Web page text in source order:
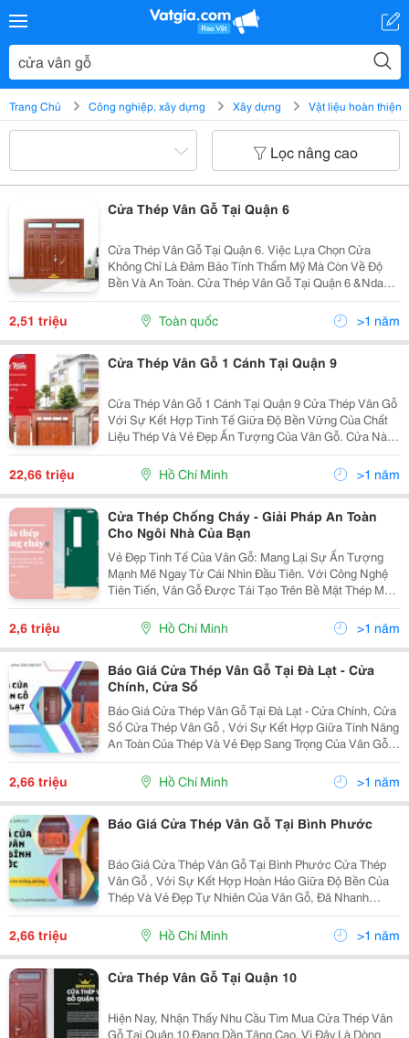
Trang Chủ Công nghiệp, xây dựng Xây dựng Vật liệu hoàn thiện
Lọc nâng cao
Cửa Thép Vân Gỗ Tại Quận 6
Cửa Thép Vân Gỗ Tại Quận 6. Việc Lựa Chọn Cửa
Không Chỉ Là Đảm Bảo Tính Thẩm Mỹ Mà Còn Về Độ
Bền Và An Toàn. Cửa Thép Vân Gỗ Tại Quận 6 &Ndash;
Hồ Chí Minh Nổi Lên Như Một Sự Kết Hợp Hoàn Hảo
Giữa Vẻ Đẹp Tự Nhiên Của Vân Gỗ Và Sự Bền Bỉ Của
Thép....
2,51 triệu Toàn quốc >1 năm
Cửa Thép Vân Gỗ 1 Cánh Tại Quận 9
Cửa Thép Vân Gỗ 1 Cánh Tại Quận 9 Cửa Thép Vân Gỗ
Với Sự Kết Hợp Tinh Tế Giữa Độ Bền Vững Của Chất
Liệu Thép Và Vẻ Đẹp Ấn Tượng Của Vân Gỗ. Cửa Này
Không Chỉ Mang Lại Tính Chất An Toàn Và Bảo Mật Mà
Còn Tôn Lên Vẻ Đẹp Sang Trọng Cho Không Gian
Sống...
22,66 triệu Hồ Chí Minh >1 năm
Cửa Thép Chống Cháy - Giải Pháp An Toàn
Cho Ngôi Nhà Của Bạn
Vẻ Đẹp Tinh Tế Của Vân Gỗ: Mang Lại Sự Ấn Tượng
Mạnh Mẽ Ngay Từ Cái Nhìn Đầu Tiên. Với Công Nghệ
Tiên Tiến, Vân Gỗ Được Tái Tạo Trên Bề Mặt Thép Một
Cách Chân Thực Nhất, Tạo Nên Một Diện Mạo Sang
Trọng Và Đẳng Cấp Cho Ngôi Nhà Của Bạn. Sức Mạnh
2,6 triệu Hồ Chí Minh >1 năm
Báo Giá Cửa Thép Vân Gỗ Tại Đà Lạt - Cửa
Chính, Cửa Sổ
Báo Giá Cửa Thép Vân Gỗ Tại Đà Lạt - Cửa Chính, Cửa
Sổ Cửa Thép Vân Gỗ , Với Sự Kết Hợp Giữa Tính Năng
An Toàn Của Thép Và Vẻ Đẹp Sang Trọng Của Vân Gỗ,
Không Chỉ Mang Lại Sự Bảo Vệ Tối Ưu Mà Còn Tạo
Điểm Nhấn Thẩm Mỹ Cho Không Gian Sống. Đặc
2,66 triệu Hồ Chí Minh >1 năm
Báo Giá Cửa Thép Vân Gỗ Tại Bình Phước
Báo Giá Cửa Thép Vân Gỗ Tại Bình Phước Cửa Thép
Vân Gỗ , Với Sự Kết Hợp Hoàn Hảo Giữa Độ Bền Của
Thép Và Vẻ Đẹp Tự Nhiên Của Vân Gỗ, Đã Nhanh
Chóng Trở Thành Lựa Chọn Hàng Đầu Cho Nhiều Gia
Đình Và Doanh Nghiệp Tại Bình Phước. Cửa Thép Vân
Gỗ Không...
2,66 triệu Hồ Chí Minh >1 năm
Cửa Thép Vân Gỗ Tại Quận 10
Hiện Nay, Nhận Thấy Nhu Cầu Tìm Mua Cửa Thép Vân
Gỗ Tại Quận 10 Đang Dần Tăng Cao. Vì Đây Là Dòng